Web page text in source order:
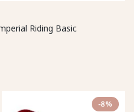
Riding Basic
-8%